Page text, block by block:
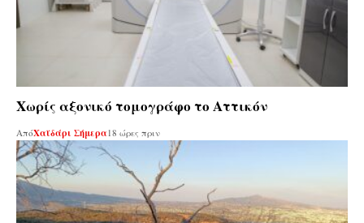
Χωρίς αξονικό τομογράφο το Αττικόν
ΑπόΧαϊδάρι Σήμερα 18 ώρες πριν